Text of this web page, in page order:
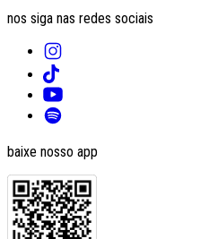
nos siga nas redes sociais
baixe nosso app